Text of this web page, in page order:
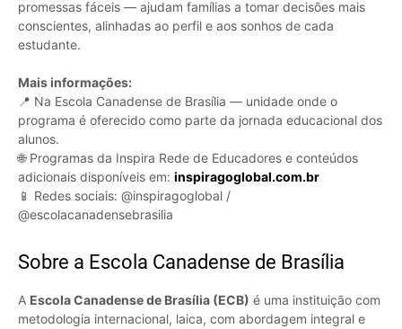
promessas fáceis — ajudam famílias a tomar decisões mais
conscientes, alinhadas ao perfil e aos sonhos de cada
estudante.
Mais informações:
📍 Na Escola Canadense de Brasília — unidade onde o
programa é oferecido como parte da jornada educacional dos
alunos.
🌐 Programas da Inspira Rede de Educadores e conteúdos
adicionais disponíveis em: inspiragoglobal.com.br
📱 Redes sociais: @inspiragoglobal /
@escolacanadensebrasilia
Sobre a Escola Canadense de Brasília
A Escola Canadense de Brasília (ECB) é uma instituição com
metodologia internacional, laica, com abordagem integral e